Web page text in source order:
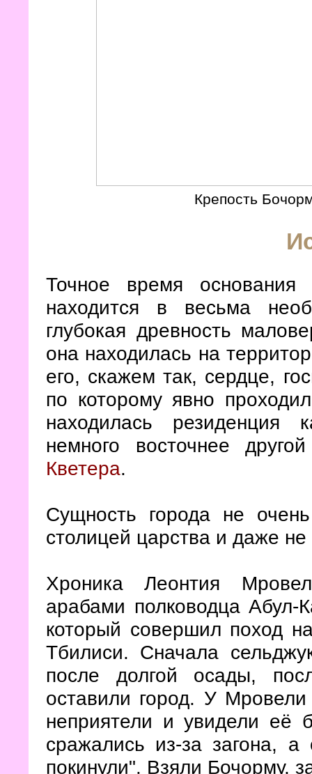
Крепость
Точное время
находится в весьма
глубокая древность
она находилась на
его, скажем так, сердце,
по которому явно
находилась резиденция
немного восточнее
Кветера.
Сущность города не
столицей царства и даже
Хроника Леонтия
арабами полководца
который совершил поход
Тбилиси. Сначала
после долгой осады,
оставили город. У
неприятели и увидели её
сражались из-за загона, а
покинули". Взяли Бочорму,